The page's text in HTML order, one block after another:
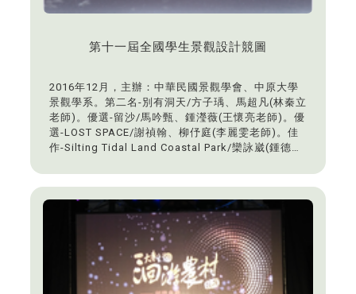
第十一屆全國學生景觀設計競圖
2016年12月，主辦：中華民國景觀學會、中原大學
景觀學系。第二名-別有洞天/方子瑀、馬超凡(林秦立
老師)。優選-留沙/馬吟甄、鍾瀅薇(王懷亮老師)。優
選-LOST SPACE/謝禎翰、柳伃庭(李麗雯老師)。佳
作-Silting Tidal Land Coastal Park/欒詠崴(鍾德頌